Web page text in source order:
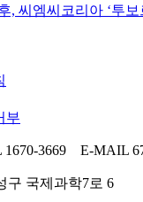
, 씨엠씨코리아 ‘투보
부
3669 E-MAIL
구 국제과학7로 6